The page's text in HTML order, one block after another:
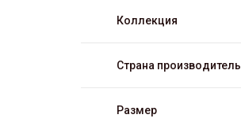
Коллекция
Страна производитель
Размер